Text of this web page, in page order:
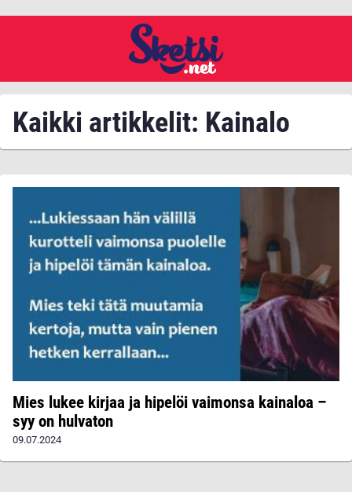
Kaikki artikkelit: Kainalo
Mies lukee kirjaa ja hipelöi vaimonsa kainaloa –
syy on hulvaton
09.07.2024